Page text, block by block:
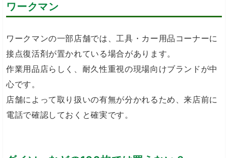
ワークマン
ワークマンの一部店舗では、工具・カー用品コーナーに
接点復活剤が置かれている場合があります。
作業用品店らしく、耐久性重視の現場向けブランドが中
心です。
店舗によって取り扱いの有無が分かれるため、来店前に
電話で確認しておくと確実です。